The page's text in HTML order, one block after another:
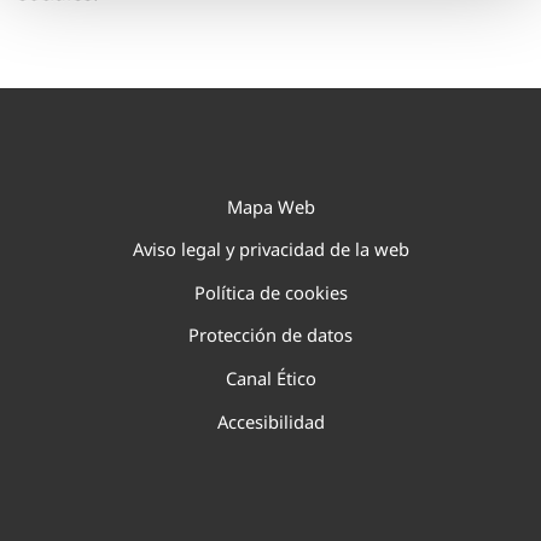
Mapa Web
Aviso legal y privacidad de la web
Política de cookies
Protección de datos
Canal Ético
Accesibilidad